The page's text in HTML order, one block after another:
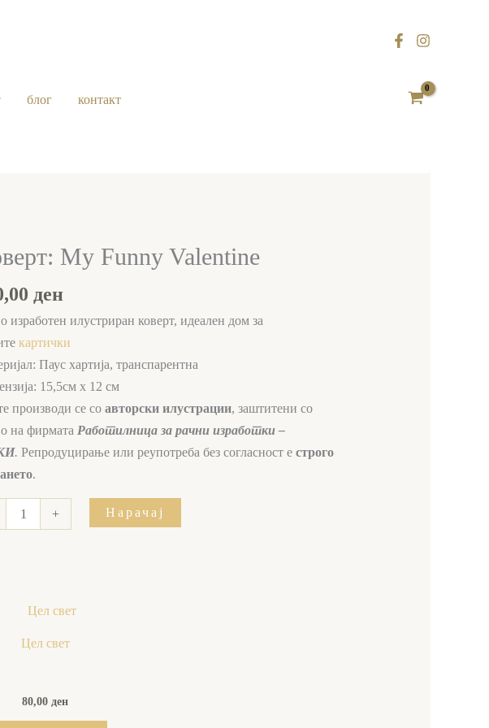
блог контакт
My Funny Valentine
ден
изработен илустриран коверт, идеален дом за
картички
Паус хартија, транспарентна
15,5см x 12 см
производи се соавторски илустрации, заштитени со
на фирмата Работилница за рачни изработки –
.Репродуцирање или реупотреба без согласност естрого
.
+ Нарачај
Цел свет
80,00 ден